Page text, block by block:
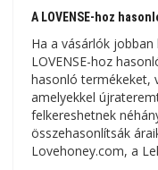
A LOVENSE-hoz
Ha a vásárlók
LOVENSE-hoz
hasonló termékeket,
amelyekkel
felkereshetnek
összehasonlítsák
Lovehoney.com, a